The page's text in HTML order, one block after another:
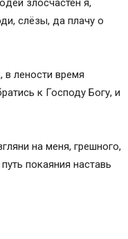
злосчастен я,
слёзы, да плачу о
в лености время
к Господу Богу, и
на меня, грешного,
покаяния наставь